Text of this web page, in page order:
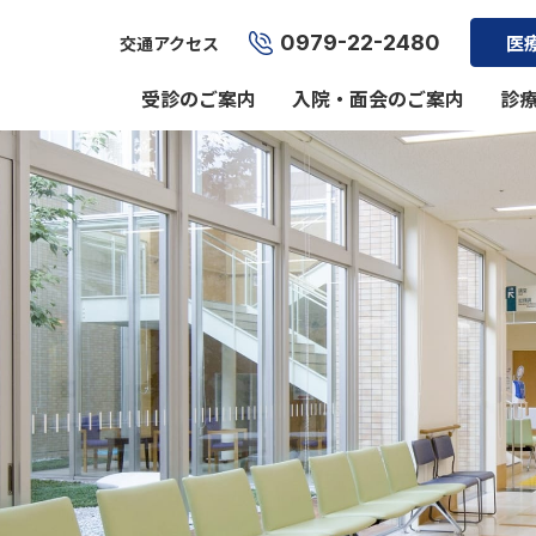
交通アクセス 0979-22-2480 医
受診のご案内 入院・面会のご案内 診